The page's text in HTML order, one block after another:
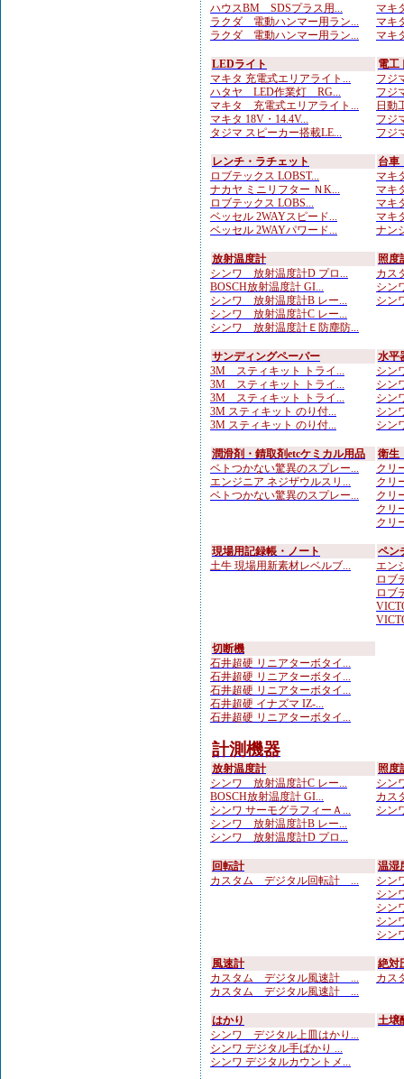
ハウスBM SDSプラス用...
ラクダ 電動ハンマー用ラン...
ラクダ 電動ハンマー用ラン...
マキ
マキ
マキ
LEDライト
マキタ 充電式エリアライト...
ハタヤ LED作業灯 RG...
マキタ 充電式エリアライト...
マキタ 18V・14.4V...
タジマ スピーカー搭載LE...
電工
フジ
フジ
日動
フジ
フジ
レンチ・ラチェット
ロブテックス LOBST...
ナカヤ ミニリフター ＮK...
ロブテックス LOBS...
ベッセル 2WAYスピード...
ベッセル 2WAYパワード...
台車
マキ
マキ
マキ
マキ
ナン
放射温度計
シンワ 放射温度計D プロ...
BOSCH放射温度計 GI...
シンワ 放射温度計B レー...
シンワ 放射温度計C レー...
シンワ 放射温度計Ｅ防塵防...
照度
カス
シン
シン
サンディングペーパー
3M スティキット トライ...
3M スティキット トライ...
3M スティキット トライ...
3M スティキット のり付...
3M スティキット のり付...
水平
シン
シン
シン
シン
シン
潤滑剤・錆取剤etcケミカル用品
ベトつかない驚異のスプレー...
エンジニア ネジザウルスリ...
ベトつかない驚異のスプレー...
衛生
クリ
クリ
クリ
クリ
クリ
現場用記録帳・ノート
土牛 現場用新素材レベルブ...
ペン
エン
ロブ
ロブ
切断機
石井超硬 リニアターボタイ...
石井超硬 リニアターボタイ...
石井超硬 リニアターボタイ...
石井超硬 イナズマ IZ-...
石井超硬 リニアターボタイ...
計測機器
放射温度計
シンワ 放射温度計C レー...
BOSCH放射温度計 GI...
シンワ サーモグラフィーＡ...
シンワ 放射温度計B レー...
シンワ 放射温度計D プロ...
照度
シン
カス
シン
回転計
カスタム デジタル回転計 ...
温湿
シン
シン
シン
シン
シン
風速計
カスタム デジタル風速計 ...
カスタム デジタル風速計 ...
絶対
カス
はかり
シンワ デジタル上皿はかり...
シンワ デジタル手ばかり ...
シンワ デジタルカウントメ...
土壌